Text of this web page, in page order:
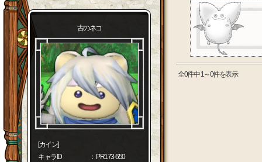
古のネコ
[カイン]
キャラID
： PR173-650
全0件中 1～0件を表示